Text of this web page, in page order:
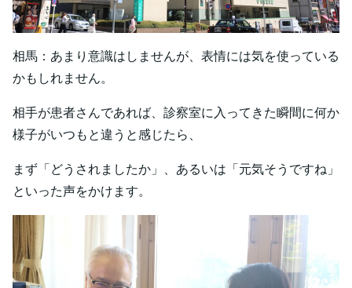
相馬：あまり意識はしませんが、表情には気を使っている
かもしれません。
相手が患者さんであれば、診察室に入ってきた瞬間に何か
様子がいつもと違うと感じたら、
まず「どうされましたか」、あるいは「元気そうですね」
といった声をかけます。